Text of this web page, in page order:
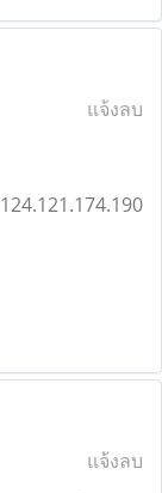
แจ้งลบ
124.121.174.190
แจ้งลบ